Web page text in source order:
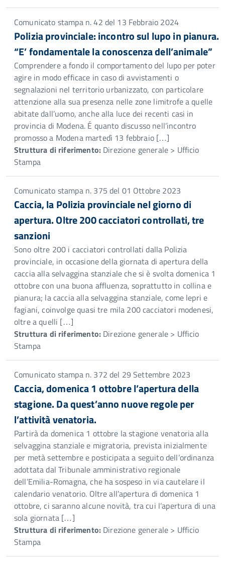
Comunicato stampa n. 42 del 13 Febbraio 2024
Polizia provinciale: incontro sul lupo in pianura.
“E’ fondamentale la conoscenza dell’animale”
Comprendere a fondo il comportamento del lupo per poter
agire in modo efficace in caso di avvistamenti o
segnalazioni nel territorio urbanizzato, con particolare
attenzione alla sua presenza nelle zone limitrofe a quelle
abitate dall’uomo, anche alla luce dei recenti casi in
provincia di Modena. É quanto discusso nell’incontro
promosso a Modena martedì 13 febbraio […]
Struttura di riferimento: Direzione generale > Ufficio
Stampa
Comunicato stampa n. 375 del 01 Ottobre 2023
Caccia, la Polizia provinciale nel giorno di
apertura. Oltre 200 cacciatori controllati, tre
sanzioni
Sono oltre 200 i cacciatori controllati dalla Polizia
provinciale, in occasione della giornata di apertura della
caccia alla selvaggina stanziale che si è svolta domenica 1
ottobre con una buona affluenza, soprattutto in collina e
pianura; la caccia alla selvaggina stanziale, come lepri e
fagiani, coinvolge quasi tre mila 200 cacciatori modenesi,
oltre a quelli […]
Struttura di riferimento: Direzione generale > Ufficio
Stampa
Comunicato stampa n. 372 del 29 Settembre 2023
Caccia, domenica 1 ottobre l’apertura della
stagione. Da quest’anno nuove regole per
l’attività venatoria.
Partirà da domenica 1 ottobre la stagione venatoria alla
selvaggina stanziale e migratoria, prevista inizialmente
per metà settembre e posticipata a seguito dell’ordinanza
adottata dal Tribunale amministrativo regionale
dell’Emilia-Romagna, che ha sospeso in via cautelare il
calendario venatorio. Oltre all’apertura di domenica 1
ottobre, ci saranno alcune novità, tra cui l’apertura di una
sola giornata […]
Struttura di riferimento: Direzione generale > Ufficio
Stampa